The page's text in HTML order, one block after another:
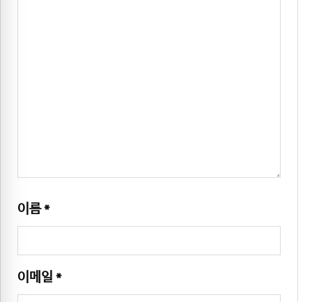
이름*
이메일 *